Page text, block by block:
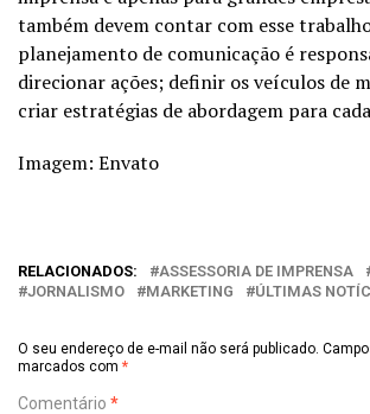
também devem contar com esse
planejamento de comunicação é
direcionar ações; definir os veículos de
criar estratégias de abordagem para
Imagem: Envato
RELACIONADOS: ASSESSORIA DE IMPRENSA
JORNALISMO
MARKETING ÚLTIMAS
O seu endereço de e-mail não será publicado.
marcados com *
Comentário *